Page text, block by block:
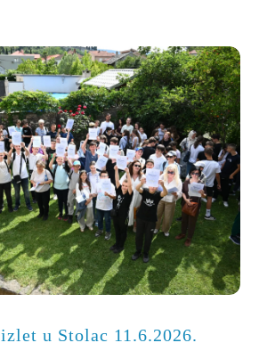
u Stolac 11.6.2026.